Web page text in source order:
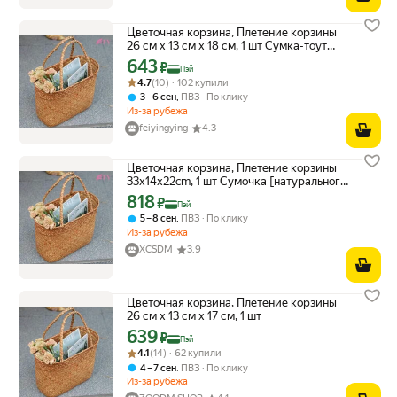
Цветочная корзина, Плетение корзины
26 см х 13 см х 18 см, 1 шт Сумка-тоут
[карамельного цвета] небольшого
размера
Цена с картой Яндекс Пэй 643 ₽ вместо
643₽ Пэй
Рейтинг товара: 4.7 из 5
Оценок: (10) · 102 купили
4.7(10) · 102 купили
3 – 6 сен, ПВЗ
По клику
Из-за рубежа
feiyingying
4.3
Цветочная корзина, Плетение корзины
33x14x22cm, 1 шт Сумочка [натурального
цвета] среднего размера
Цена с картой Яндекс Пэй 818 ₽ вместо
818₽ Пэй
5 – 8 сен ПВЗ
По клику
Из-за рубежа
XCSDM
3.9
Цветочная корзина, Плетение корзины
26 см х 13 см х 17 см, 1 шт
Цена с картой Яндекс Пэй 639 ₽ вместо
639₽ Пэй
Рейтинг товара: 4.1 из 5
Оценок: (14) · 62 купили
4.1 (14) · 62 купили
4 – 7 сен, ПВЗ
По клику
Из-за рубежа